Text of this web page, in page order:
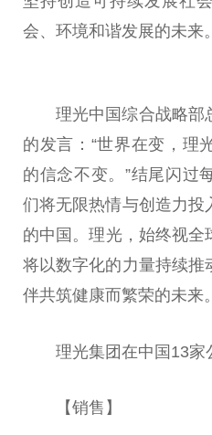
会、环境和谐发展的未来。
理光中国综合战略部
的发言：“世界在变，理
的信念不变。”结尾闪过
们将无限热情与创造力投
的中国 。理光，始终视全
将以数字化的力量持续推
伴共筑健康而繁荣的未来。
理光集团在中国 13家
【销售】